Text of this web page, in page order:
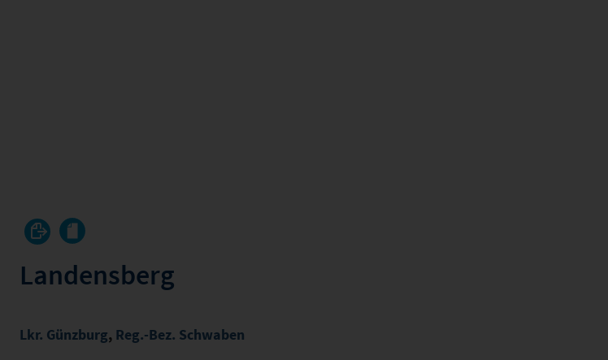
Landensberg
Lkr. Günzburg, Reg.-Bez. Schwaben